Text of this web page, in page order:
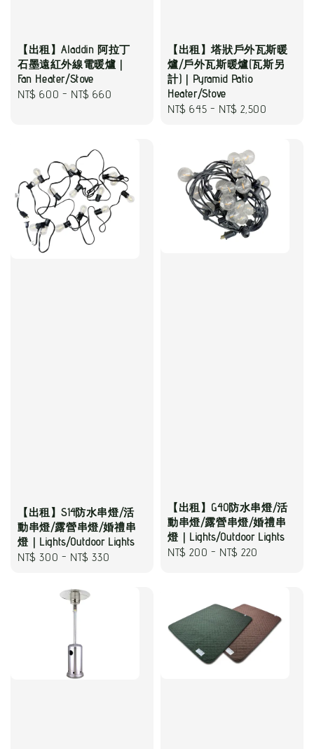
【出租】Aladdin 阿拉丁
石墨遠紅外線電暖爐｜
Fan Heater/Stove
Regular
NT$ 600 - NT$ 660
【出租】塔狀戶外瓦斯暖
爐/戶外瓦斯暖爐(瓦斯另
計)｜Pyramid Patio
Heater/Stove
Regular
NT$ 645 - NT$ 2,500
【出租】S14防水串燈/活
動串燈/露營串燈/婚禮串
燈｜Lights/Outdoor Lights
Regular
NT$ 300 - NT$ 330
【出租】G40防水串燈/活
動串燈/露營串燈/婚禮串
燈｜Lights/Outdoor Lights
Regular
NT$ 200 - NT$ 220